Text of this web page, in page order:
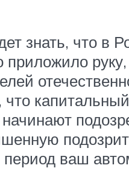
знать, что в
приложило
начинают
ваш